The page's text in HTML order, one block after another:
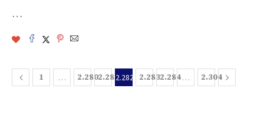
…
1 … 2.2802.2812.282 2.2832.284… 2.304